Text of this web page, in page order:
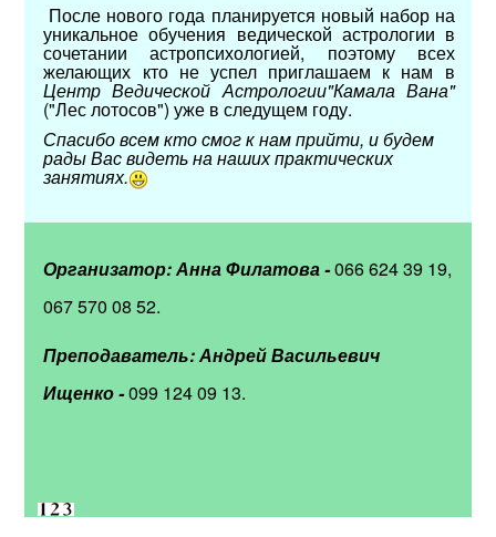
После нового года планируется новый набор на
уникальное обучения ведической астрологии в
сочетании астропсихологией, поэтому всех
желающих кто не успел приглашаем к нам в
Центр Ведической Астрологии"Камала Вана"
("Лес лотосов") уже в следущем году.
Спасибо всем кто смог к нам прийти, и будем
рады Вас видеть на наших практических
занятиях.
Организатор: Анна Филатова -066 624 39 19,
067 570 08 52.
Преподаватель: Андрей Васильевич
Ищенко -099 124 09 13.